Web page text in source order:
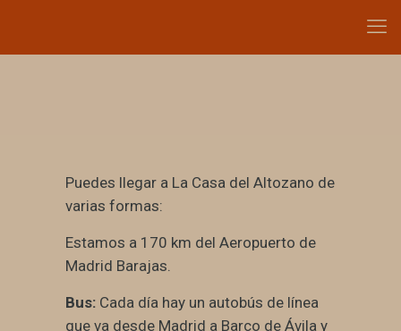
Puedes llegar a La Casa del Altozano de
varias formas:
Estamos a 170 km del Aeropuerto de
Madrid Barajas.
Bus: Cada día hay un autobús de línea
que va desde Madrid a Barco de Ávila y